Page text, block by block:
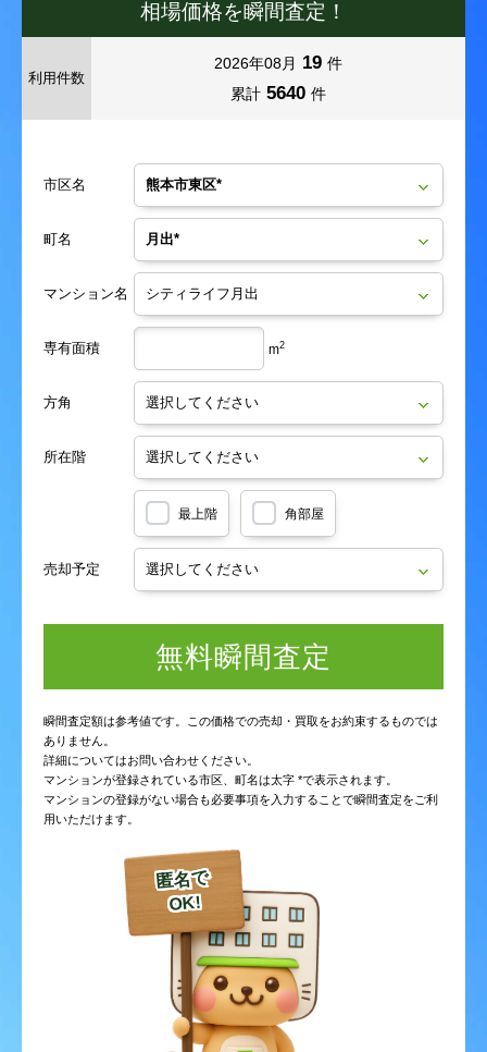
相場価格を瞬間査定！
利用件数
2026年08月 19 件
累計 5640 件
市区名
町名
マンション名
専有面積 m2
方角
所在階
最上階 角部屋
売却予定
無料瞬間査定
瞬間査定額は参考値です。この価格での売却・買取をお約束するものでは
ありません。
詳細についてはお問い合わせください。
マンションが登録されている市区、町名は太字 *で表示されます。
マンションの登録がない場合も必要事項を入力することで瞬間査定をご利
用いただけます。